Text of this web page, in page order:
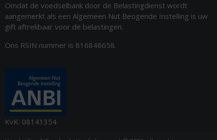
Omdat de voedselbank door de Belastingdienst wordt
aangemerkt als een Algemeen Nut Beogende Instelling is uw
gift aftrekbaar voor de belastingen.
Ons RSIN nummer is 816848658.
KvK: 08141354